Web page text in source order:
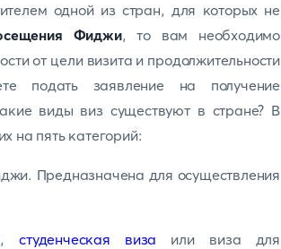
одной из стран, для которых не
Фиджи, то вам необходимо
от цели визита и продолжительности
подать заявление на получение
виды виз существуют в стране? В
на пять категорий:
Предназначена для осуществления
студенческая виза или виза для